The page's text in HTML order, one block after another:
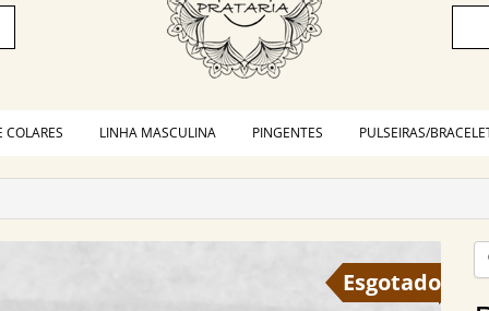
COLARES LINHA MASCULINA PINGENTES PULSEIRAS/